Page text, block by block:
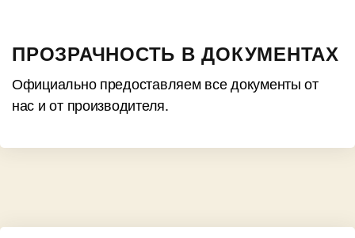
ПРОЗРАЧНОСТЬ В ДОКУМЕНТАХ
Официально предоставляем все документы от
нас и от производителя.